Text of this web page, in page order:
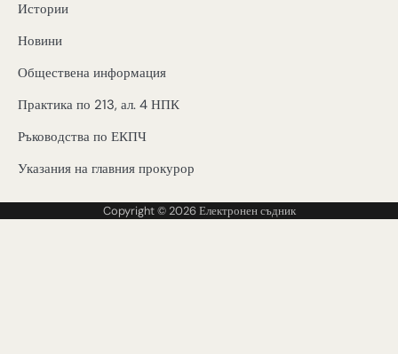
Истории
Новини
Обществена информация
Практика по 213, ал. 4 НПК
Ръководства по ЕКПЧ
Указания на главния прокурор
Copyright © 2026Електронен съдник